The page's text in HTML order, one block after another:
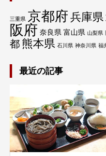
三重県 京都府兵庫県
阪府 奈良県 富山県 山梨県
都 熊本県 石川県 神奈川県 福
最近の記事